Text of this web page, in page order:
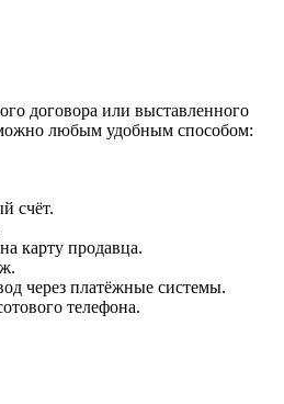
договора или выставленного
любым удобным способом:
счёт.
карту продавца.
через платёжные системы.
телефона.